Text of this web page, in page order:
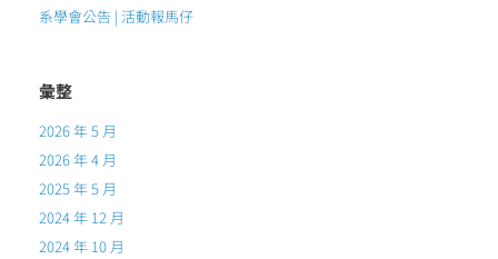
系學會公告 | 活動報馬仔
彙整
2026 年 5 月
2026 年 4 月
2025 年 5 月
2024 年 12 月
2024 年 10 月